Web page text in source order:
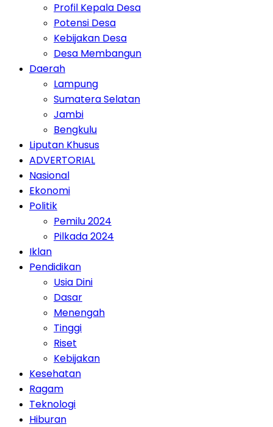
Profil Kepala Desa
Potensi Desa
Kebijakan Desa
Desa Membangun
Daerah
Lampung
Sumatera Selatan
Jambi
Bengkulu
Liputan Khusus
ADVERTORIAL
Nasional
Ekonomi
Politik
Pemilu 2024
Pilkada 2024
Iklan
Pendidikan
Usia Dini
Dasar
Menengah
Tinggi
Riset
Kebijakan
Kesehatan
Ragam
Teknologi
Hiburan